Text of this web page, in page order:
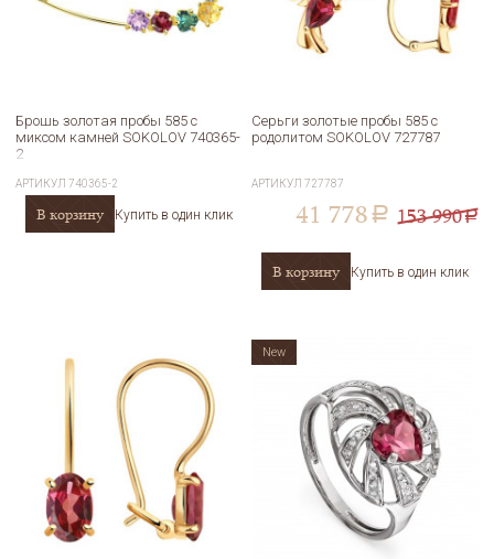
Брошь золотая пробы 585 с
миксом камней SOKOLOV 740365-
2
АРТИКУЛ740365-2
В корзину Купить в один клик
Серьги золотые пробы 585 с
родолитом SOKOLOV 727787
АРТИКУЛ727787
41 778 a 153 990a
В корзину Купить в один клик
New